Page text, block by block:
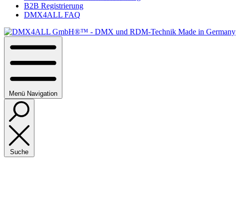
B2B Registrierung
DMX4ALL FAQ
Menü Navigation
Suche